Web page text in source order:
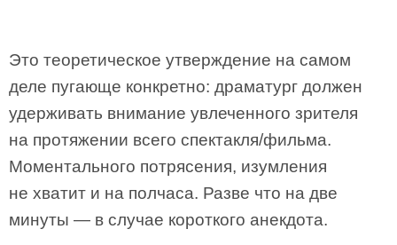
Это теоретическое утверждение на самом
деле пугающе конкретно: драматург должен
удерживать внимание увлеченного зрителя
на протяжении всего спектакля/фильма.
Моментального потрясения, изумления
не хватит и на полчаса. Разве что на две
минуты — в случае короткого анекдота.